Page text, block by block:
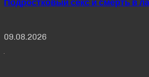
Подростковый секс и смерть в
09.08.2026